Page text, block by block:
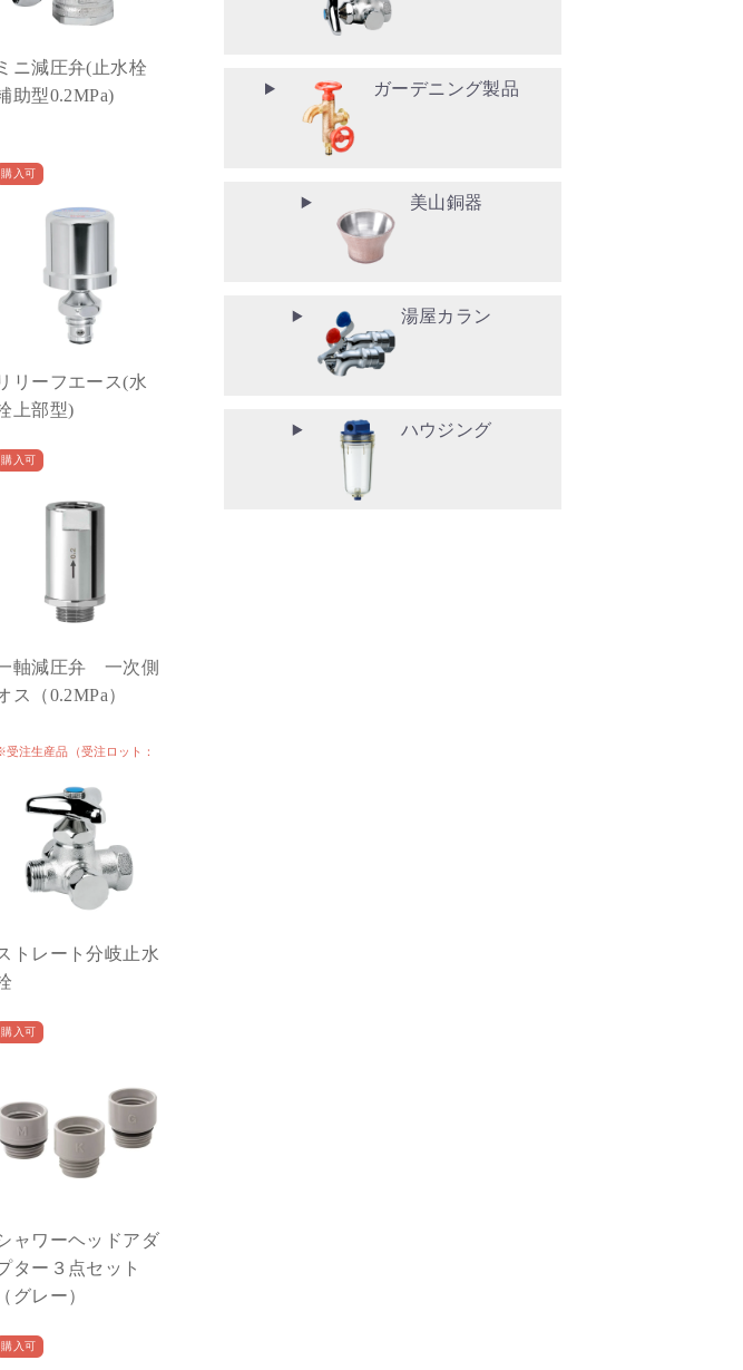
ミニ減圧弁(止水栓
助型0.2MPa)
購入可
リーフエース(水
上部型)
購入可
軸減圧弁 一次側
ス（0.2MPa）
受注生産品（受注ロット：
トレート分岐止水
購入可
ャワーヘッドアダ
ター３点セット
（グレー）
購入可
ガーデニング製品
美山銅器
湯屋カラン
ハウジング